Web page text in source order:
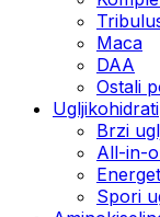
Maca
DAA
Ostali
Ugljikohidrati
Brzi
All-in-
Spori